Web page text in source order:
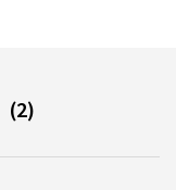
(2)